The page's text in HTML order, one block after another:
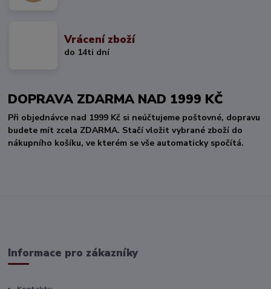
Vrácení zboží
do 14ti dní
DOPRAVA ZDARMA NAD 1999 KČ
Při objednávce nad 1999 Kč si neúčtujeme poštovné, dopravu
budete mít zcela ZDARMA. Stačí vložit vybrané zboží do
nákupního košíku, ve kterém se vše automaticky spočítá.
Informace pro zákazníky